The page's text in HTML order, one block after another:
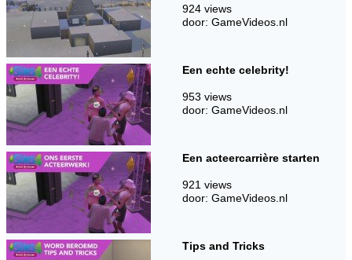
924 views
door: GameVideos.nl
Een echte celebrity!
953 views
door: GameVideos.nl
Een acteercarrière starten
921 views
door: GameVideos.nl
Tips and Tricks